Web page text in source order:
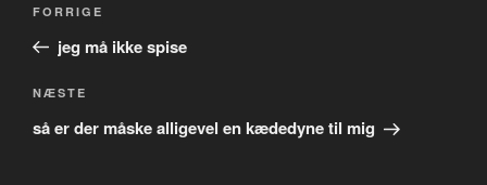
Forrige
indlæg
FORRIGE
jeg må ikke spise
Næste
indlæg
NÆSTE
så er der måske alligevel en kædedyne til mig